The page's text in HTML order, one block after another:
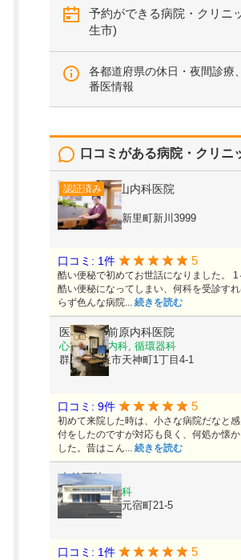
予約ができる病院・クリニ
生市)
各都道府県の休日・夜間診療
番医情報
口コミがある病院・クリニ
認証済み 下山内科医院
内科
群馬県桐生市新里町新川3999
口コミ: 1件 5
酷い便秘で初めてお世話になりました。
酷い便秘になってしまい、何科を受診す
らず色んな病院... 続きを読む
医療法人前原内科医院
心療内科, 内科, 循環器科
群馬県桐生市天神町1丁目4-1
口コミ: 9件 5
初めて来院した時は、小さな病院だなと
付をしたのですが対応も良く、何処か懐
した。昔はこん... 続きを読む
大前医院
耳鼻いんこう科
群馬県桐生市元宿町21-5
口コミ: 1件 5